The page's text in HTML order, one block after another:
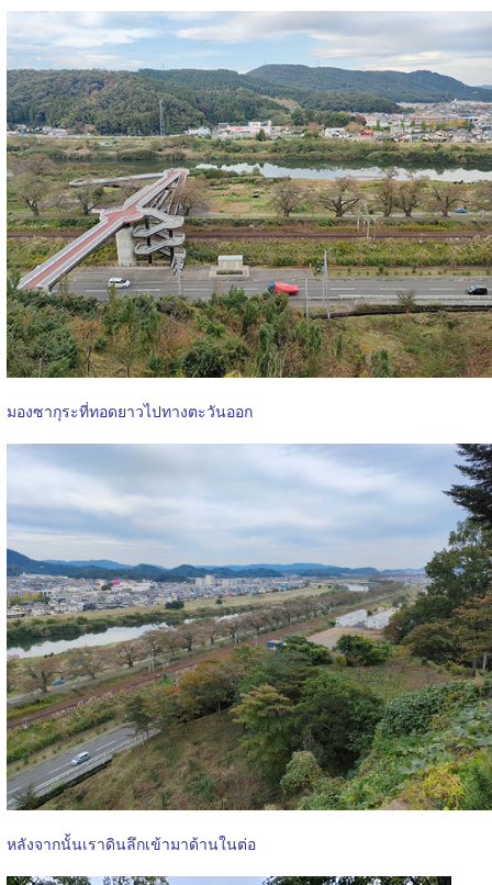
มองซากุระที่ทอดยาวไปทางตะวันออก
หลังจากนั้นเราดินลึกเข้ามาด้านในต่อ